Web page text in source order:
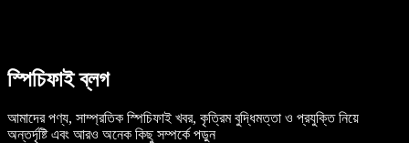
ডেভেলপারদের জন্য স্পিচিফাই
স্পিচিফাই ব্লগ
আমাদের পণ্য, সাম্প্রতিক স্পিচিফাই খবর, কৃত্রিম বুদ্ধিমত্তা ও প্রযুক্তি নিয়ে
অন্তর্দৃষ্টি এবং আরও অনেক কিছু সম্পর্কে পড়ুন